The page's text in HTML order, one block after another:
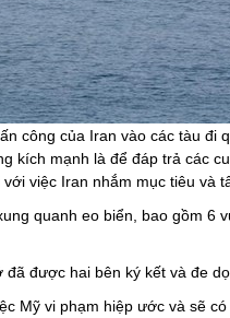
công của Iran vào các tàu đi
kích mạnh là để đáp trả các
việc Iran nhắm mục tiêu và
quanh eo biển, bao gồm 6
được hai bên ký kết và đe
Mỹ vi phạm hiệp ước và sẽ